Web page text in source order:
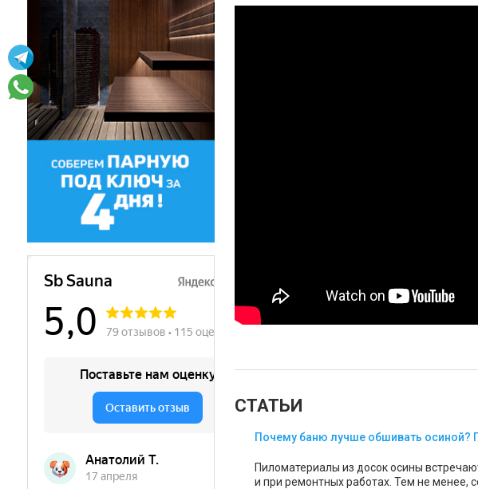
СТАТЬИ
Почему баню лучше обшивать осиной?
Пиломатериалы из досок осины
и при ремонтных работах. Тем не менее,